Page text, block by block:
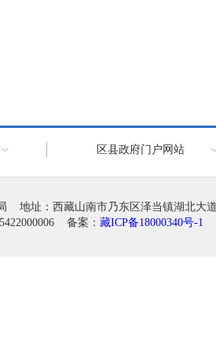
区县政府门户网站
地址：西藏山南市乃东区泽当镇湖北大
备案： 藏ICP备18000340号-1